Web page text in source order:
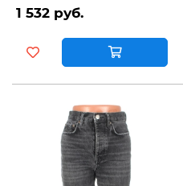
1 532 руб.